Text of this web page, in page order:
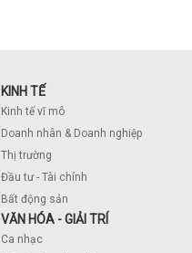
KINH TẾ
Kinh tế vĩ mô
Doanh nhân & Doanh nghiệp
Thị trường
Đầu tư - Tài chính
Bất động sản
VĂN HÓA - GIẢI TRÍ
Ca nhạc